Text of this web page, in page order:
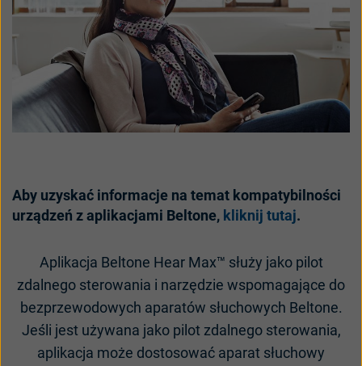
Aby uzyskać informacje na temat kompatybilności
urządzeń z aplikacjami Beltone, kliknij tutaj.
Aplikacja Beltone Hear Max™ służy jako pilot
zdalnego sterowania i narzędzie wspomagające do
bezprzewodowych aparatów słuchowych Beltone.
Jeśli jest używana jako pilot zdalnego sterowania,
aplikacja może dostosować aparat słuchowy